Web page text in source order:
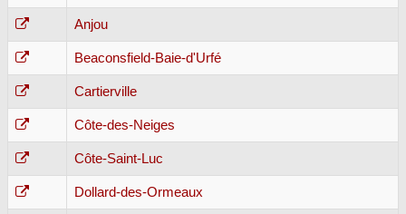
Anjou
Beaconsfield-Baie-d'Urfé
Cartierville
Côte-des-Neiges
Côte-Saint-Luc
Dollard-des-Ormeaux